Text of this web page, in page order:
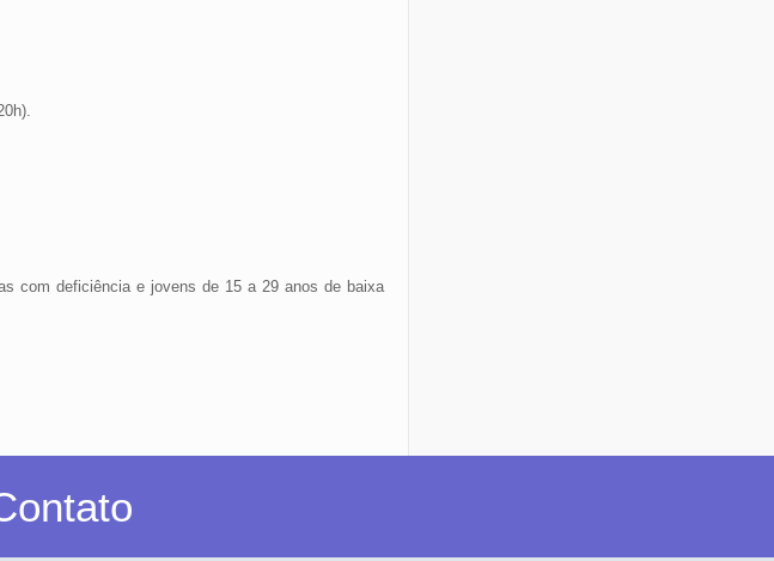
com deficiência e jovens de 15 a 29 anos de baixa